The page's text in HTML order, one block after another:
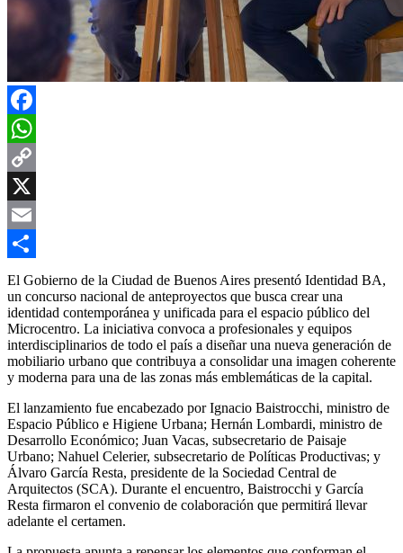
Facebook
WhatsApp
Copy
Link
X
Email
Compartir
El Gobierno de la Ciudad de Buenos Aires presentó Identidad BA,
un concurso nacional de anteproyectos que busca crear una
identidad contemporánea y unificada para el espacio público del
Microcentro. La iniciativa convoca a profesionales y equipos
interdisciplinarios de todo el país a diseñar una nueva generación de
mobiliario urbano que contribuya a consolidar una imagen coherente
y moderna para una de las zonas más emblemáticas de la capital.
El lanzamiento fue encabezado por Ignacio Baistrocchi, ministro de
Espacio Público e Higiene Urbana; Hernán Lombardi, ministro de
Desarrollo Económico; Juan Vacas, subsecretario de Paisaje
Urbano; Nahuel Celerier, subsecretario de Políticas Productivas; y
Álvaro García Resta, presidente de la Sociedad Central de
Arquitectos (SCA). Durante el encuentro, Baistrocchi y García
Resta firmaron el convenio de colaboración que permitirá llevar
adelante el certamen.